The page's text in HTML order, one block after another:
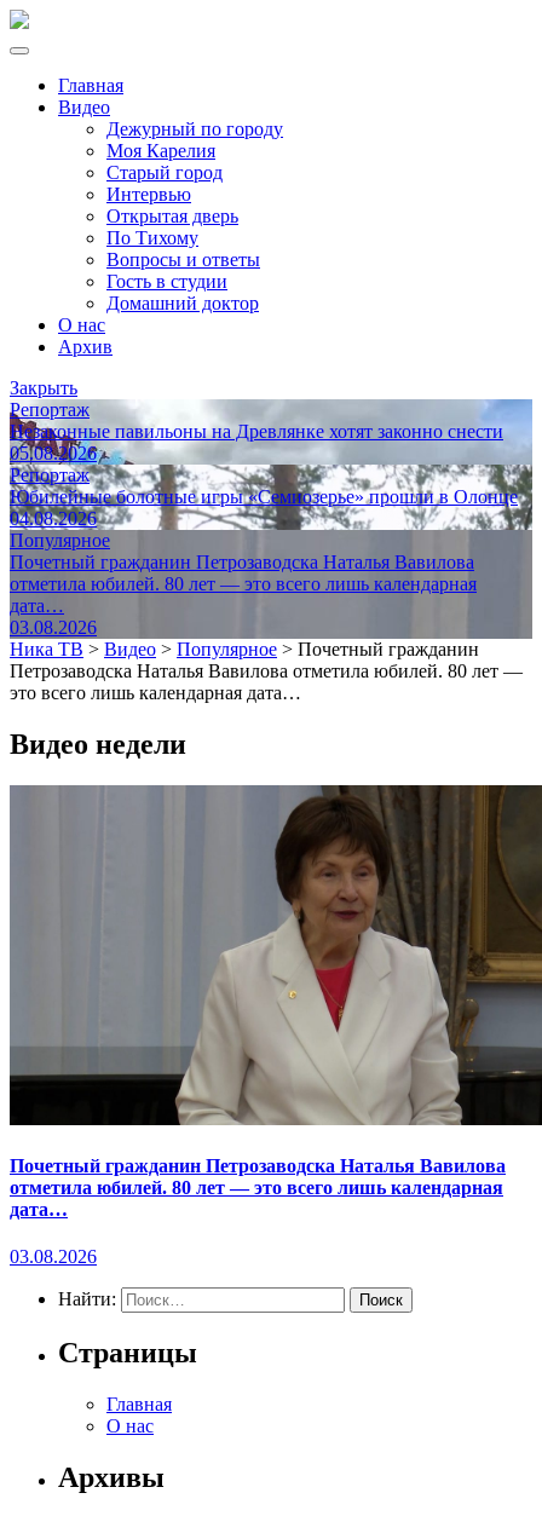
Главная
Видео
Дежурный по городу
Моя Карелия
Старый город
Интервью
Открытая дверь
По Тихому
Вопросы и ответы
Гость в студии
Домашний доктор
О нас
Архив
Закрыть
Репортаж
Незаконные павильоны на Древлянке хотят законно снести
05.08.2026
Репортаж
Юбилейные болотные игры «Семиозерье» прошли в Олонце
04.08.2026
Популярное
Почетный гражданин Петрозаводска Наталья Вавилова
отметила юбилей. 80 лет — это всего лишь календарная
дата…
03.08.2026
Ника ТВ > Видео > Популярное > Почетный гражданин
Петрозаводска Наталья Вавилова отметила юбилей. 80 лет —
это всего лишь календарная дата…
Видео недели
Почетный гражданин Петрозаводска Наталья Вавилова
отметила юбилей. 80 лет — это всего лишь календарная
дата…
03.08.2026
Найти:
Страницы
Главная
О нас
Архивы